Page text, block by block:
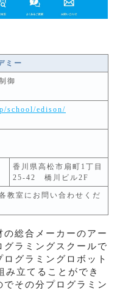
ミー
御
school/edison/
香川県高松市扇町1丁目
25-42 橋川ビル2F
教室にお問い合わせくだ
総合メーカーのアー
ラミングスクールで
グラミングロボット
み立てることができ
でその分プログラミン